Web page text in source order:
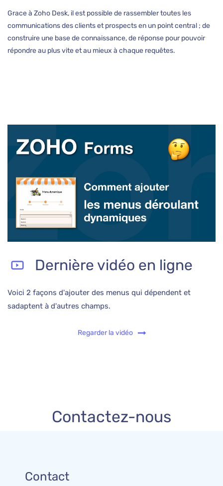
Grace à Zoho Desk, il est possible de rassembler toutes les
communications des clients et prospects en un point central ; de
construire une base de connaissance, de réponse pour pouvoir
répondre au plus vite et au mieux à chaque requêtes.
Dernière vidéo en ligne
Voici 2 façons d'ajouter des menus qui dépendent et
sadaptent à d'autres champs.
Regarder la vidéo
Contactez-nous
Contact